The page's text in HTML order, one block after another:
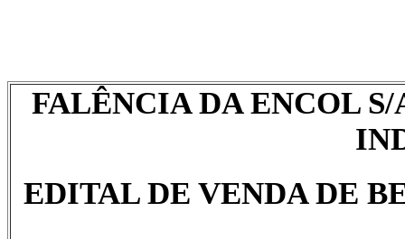
FALÊNCIA DA ENCOL
EDITAL DE VENDA DE